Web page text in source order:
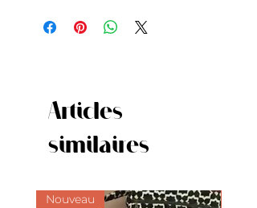
Articles
similaires
Nouveau